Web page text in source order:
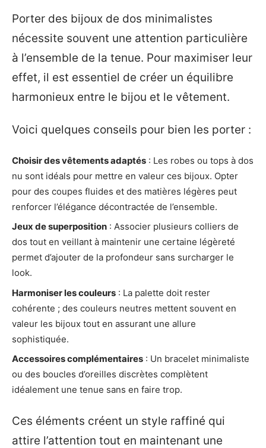
Porter des bijoux de dos minimalistes
nécessite souvent une attention particulière
à l’ensemble de la tenue. Pour maximiser leur
effet, il est essentiel de créer un équilibre
harmonieux entre le bijou et le vêtement.
Voici quelques conseils pour bien les porter :
Choisir des vêtements adaptés : Les robes ou tops à dos
nu sont idéals pour mettre en valeur ces bijoux. Opter
pour des coupes fluides et des matières légères peut
renforcer l’élégance décontractée de l’ensemble.
Jeux de superposition : Associer plusieurs colliers de
dos tout en veillant à maintenir une certaine légèreté
permet d’ajouter de la profondeur sans surcharger le
look.
Harmoniser les couleurs : La palette doit rester
cohérente ; des couleurs neutres mettent souvent en
valeur les bijoux tout en assurant une allure
sophistiquée.
Accessoires complémentaires : Un bracelet minimaliste
ou des boucles d’oreilles discrètes complètent
idéalement une tenue sans en faire trop.
Ces éléments créent un style raffiné qui
attire l’attention tout en maintenant une